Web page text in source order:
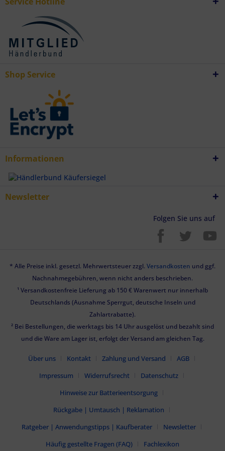
Shop Service
Informationen
Newsletter
Folgen Sie uns auf
* Alle Preise inkl. gesetzl. Mehrwertsteuer zzgl. Versandkosten und ggf.
Nachnahmegebühren, wenn nicht anders beschrieben.
¹ Versandkostenfreie Lieferung ab 150 € Warenwert nur innerhalb
Deutschlands (Ausnahme Sperrgut, deutsche Inseln und
Zahlartrabatte).
² Bei Bestellungen, die werktags bis 14 Uhr ausgelöst und bezahlt sind
und die Ware am Lager ist, erfolgt der Versand am gleichen Tag.
Über uns Kontakt Zahlung und Versand
AGB
Impressum
Widerrufsrecht
Datenschutz
Hinweise zur Batterieentsorgung
Rückgabe | Umtausch | Reklamation
Ratgeber | Anwendungstipps | Kaufberater
Newsletter
Häufig gestellte Fragen (FAQ)
Fachlexikon